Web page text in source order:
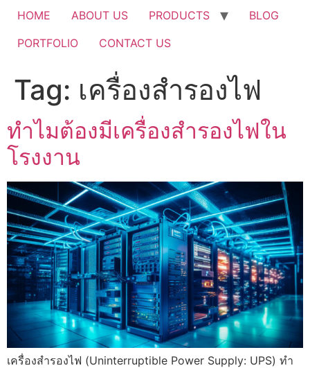
HOME ABOUT US PRODUCTS
BLOG
PORTFOLIO
CONTACT US
Tag: เครื่องสำรองไฟ
ทำไมต้องมีเครื่องสำรองไฟใน
โรงงาน
เครื่องสำรองไฟ (Uninterruptible Power Supply: UPS) ทำ